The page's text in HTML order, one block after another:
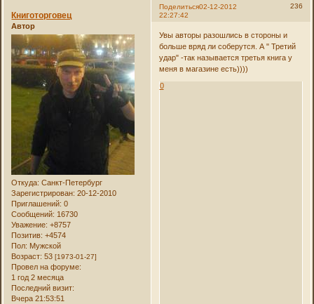
Поделиться 236
02-12-2012
22:27:42
Книготорговец
Автор
Откуда: Санкт-Петербург
Зарегистрирован: 20-12-2010
Приглашений: 0
Сообщений: 16730
Уважение: +8757
Позитив: +4574
Пол: Мужской
Возраст: 53[1973-01-27]
Провел на форуме:
1 год 2 месяца
Последний визит:
Вчера 21:53:51
Увы авторы разошлись в стороны и
больше вряд ли соберутся. А " Третий
удар" -так называется третья книга у
меня в магазине есть))))
0